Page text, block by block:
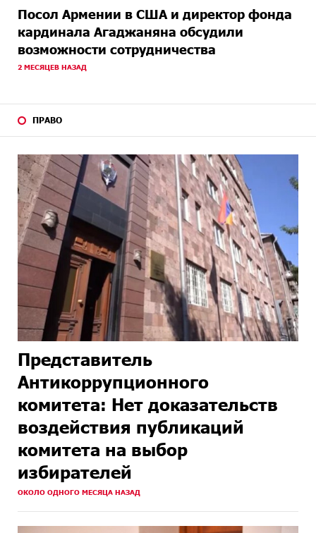
Посол Армении в США и директор фонда
кардинала Агаджаняна обсудили
возможности сотрудничества
2 МЕСЯЦЕВ НАЗАД
ПРАВО
Представитель
Антикоррупционного
комитета: Нет доказательств
воздействия публикаций
комитета на выбор
избирателей
ОКОЛО ОДНОГО МЕСЯЦА НАЗАД